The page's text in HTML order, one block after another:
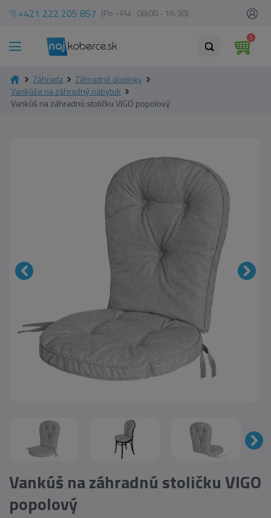
+421 222 205 857 (Po - Pia 08:00 - 16:30)
0
Záhrada
Záhradné doplnky
Vankúše na záhradný nábytok
Vankúš na záhradnú stoličku VIGO popolový
Vankúš na záhradnú stoličku VIGO
popolový